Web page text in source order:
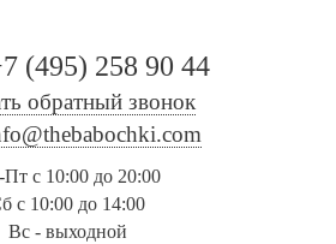
(495) 258 90 44
обратный звонок
с 10:00 до 20:00
с 10:00 до 14:00
Вс - выходной